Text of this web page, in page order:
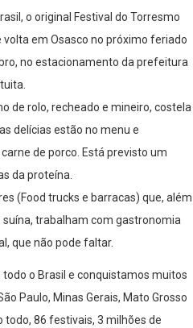
o original Festival do Torresmo
volta em Osasco no próximo feriado
no estacionamento da prefeitura
de rolo, recheado e mineiro, costela
delícias estão no menu e
de porco. Está previsto um
da proteína.
(Food trucks e barracas) que, além
trabalham com gastronomia
que não pode faltar.
o Brasil e conquistamos muitos
Paulo, Minas Gerais, Mato Grosso
todo, 86 festivais, 3 milhões de